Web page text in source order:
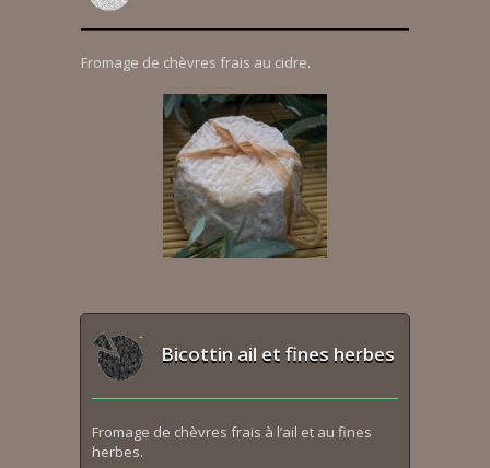
Fromage de chèvres frais au cidre.
Bicottin ail et fines herbes
Fromage de chèvres frais à l’ail et au fines
herbes.